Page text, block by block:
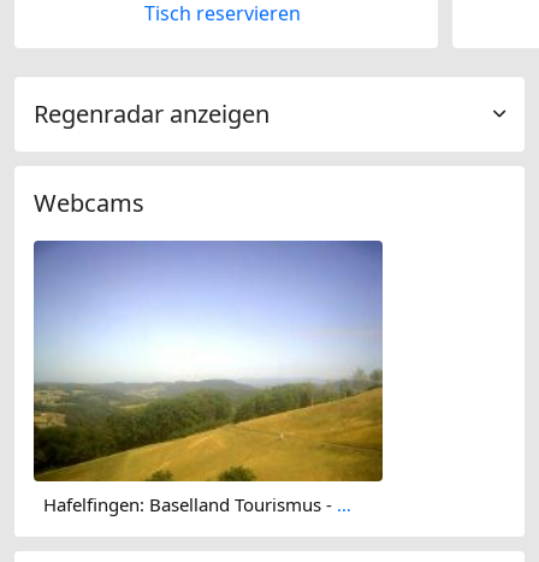
Tisch reservieren
Regenradar anzeigen
Webcams
Hafelfingen: Baselland Tourismus - Bad Ramsach, Läufelfingen